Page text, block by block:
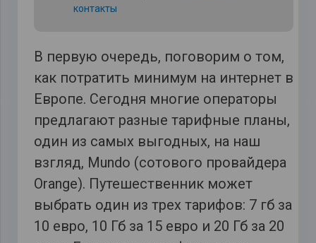
контакты
В первую очередь, поговорим о том,
как потратить минимум на интернет в
Европе. Сегодня многие операторы
предлагают разные тарифные планы,
один из самых выгодных, на наш
взгляд, Mundo (сотового провайдера
Orange). Путешественник может
выбрать один из трех тарифов: 7 гб за
10 евро, 10 Гб за 15 евро и 20 Гб за 20